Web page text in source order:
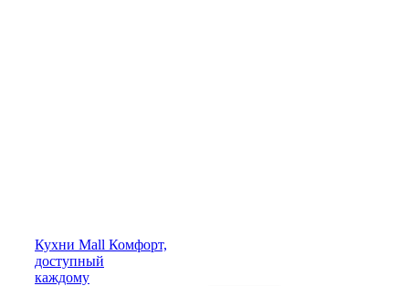
Кухни Mall Комфорт,
доступный
каждому